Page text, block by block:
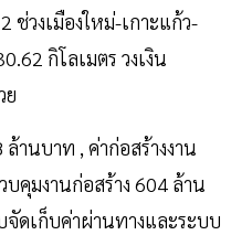
ช่วงเมืองใหม่-เกาะแก้ว-
กิโลเมตร วงเงิน
ย
านบาท , ค่าก่อสร้างงาน
คุมงานก่อสร้าง 604 ล้าน
จัดเก็บค่าผ่านทางและระบบ